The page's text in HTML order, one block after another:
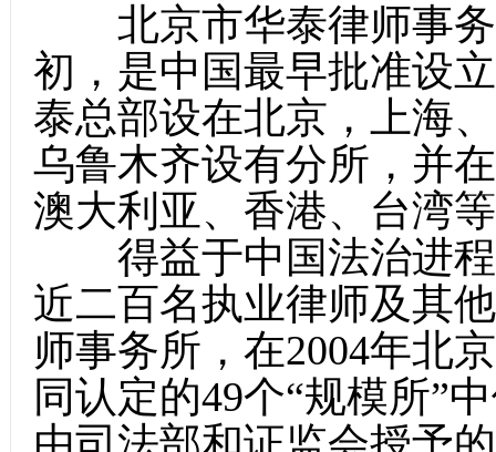
北京市华泰律师事务
初，是中国最早批准设
泰总部设在北京，上海
乌鲁木齐设有分所，并
澳大利亚、香港、台湾
得益于中国法治进程
近二百名执业律师及其
师事务所，在2004年北
同认定的49个“规模所”